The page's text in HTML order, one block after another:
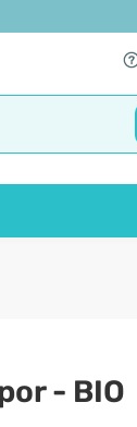
- BIO